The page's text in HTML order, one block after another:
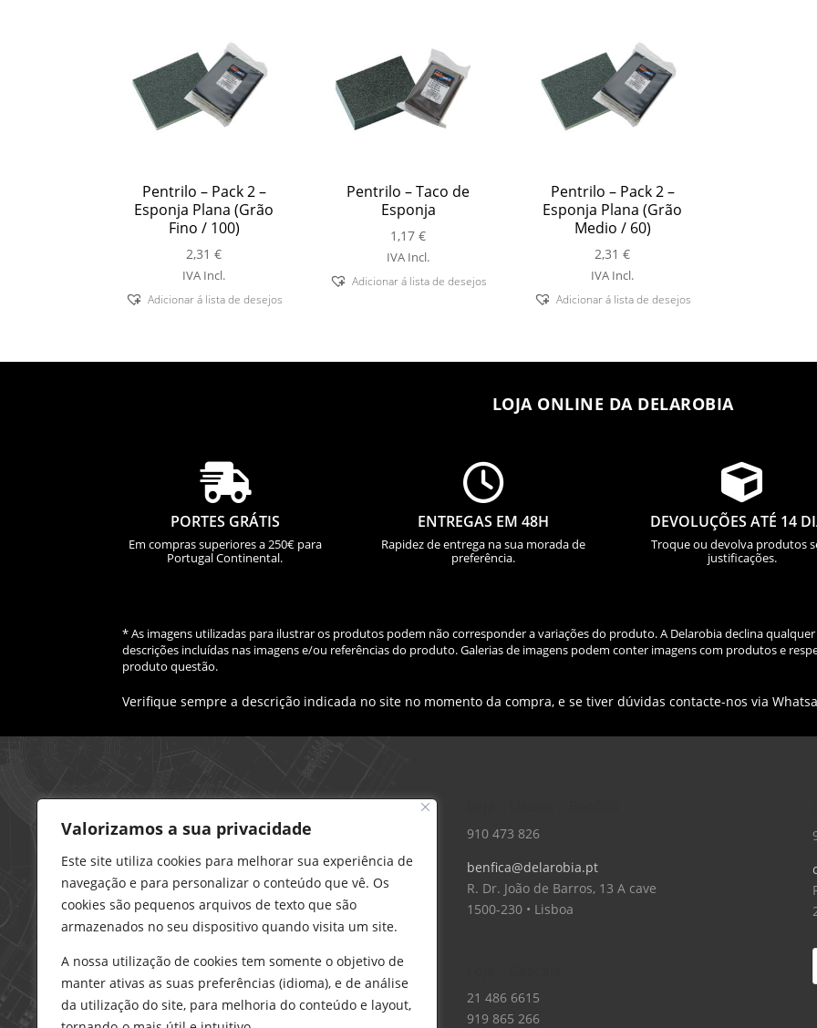
Valorizamos a sua privacidade
Este site utiliza cookies para melhorar sua experiência de
navegação e para personalizar o conteúdo que vê. Os
cookies são pequenos arquivos de texto que são
armazenados no seu dispositivo quando visita um site.
A nossa utilização de cookies tem somente o objetivo de
manter ativas as suas preferências (idioma), e de análise
da utilização do site, para melhoria do conteúdo e layout,
Pentrilo – Pack 2 –
Esponja Plana (Grão
Fino / 100)
2,31€
IVA Incl.
Adicionar á lista de desejos
Pentrilo – Taco de
Esponja
1,17€
IVA Incl.
Adicionar á lista de desejos
Pentrilo – Pack 2 –
Esponja Plana (Grão
Medio / 60)
2,31€
IVA Incl.
Adicionar á lista de desejos
LOJA ONLINE DA DELAROBIA

PORTES GRÁTIS
Em compras superiores a 250€ para
Portugal Continental.

ENTREGAS EM 48H
Rapidez de entrega na sua morada de
preferência.

DEVOLUÇÕES ATÉ 14
Troque ou devolva produtos
justificações.
* As imagens utilizadas para ilustrar os produtos podem não corresponder a variações do produto. A Delarobia declina
descrições incluídas nas imagens e/ou referências do produto. Galerias de imagens podem conter imagens com produtos e
produto questão.
Verifique sempre a descrição indicada no site no momento da compra, e se tiver dúvidas contacte-nos via
21 296 0195
912 606 251
charneca@delarobia.pt
R. António Andrade, 1116
2820-287 • Charneca da Caparica
910 473 826
benfica@delarobia.pt
R. Dr. João de Barros, 13 A cave
1500-230 • Lisboa
Loja – Tires
214 453 329
919 865 192
21 486 6615
919 865 266